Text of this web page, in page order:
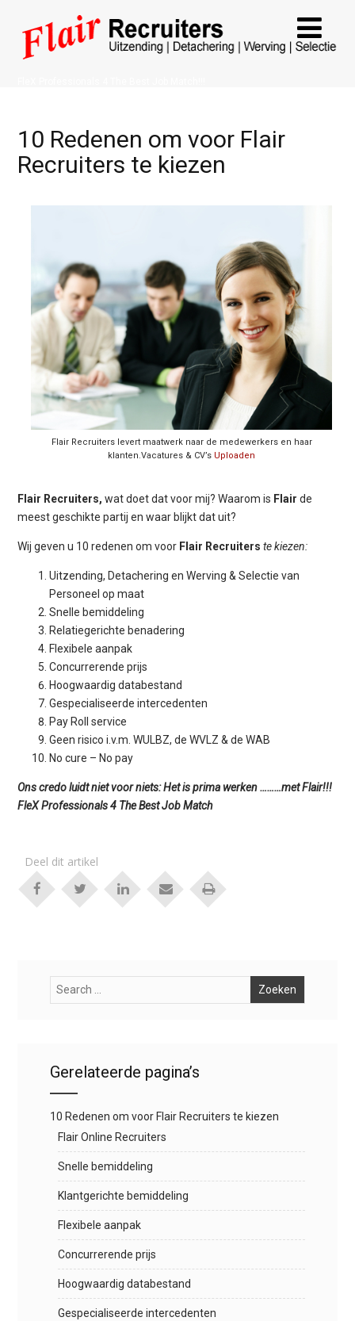
10 Redenen om voor Flair
Recruiters te kiezen
Flair Recruiters levert maatwerk naar de medewerkers en haar
klanten.Vacatures & CV’s Uploaden
Flair Recruiters, wat doet dat voor mij? Waarom is Flair de
meest geschikte partij en waar blijkt dat uit?
Wij geven u 10 redenen om voor Flair Recruiters te kiezen:
Uitzending, Detachering en Werving & Selectie van
Personeel op maat
Snelle bemiddeling
Relatiegerichte benadering
Flexibele aanpak
Concurrerende prijs
Hoogwaardig databestand
Gespecialiseerde intercedenten
Pay Roll service
Geen risico i.v.m. WULBZ, de WVLZ & de WAB
No cure – No pay
Ons credo luidt niet voor niets: Het is prima werken ………met Flair!!!
FleX Professionals 4 The Best Job Match
Deel dit artikel
Gerelateerde pagina’s
10 Redenen om voor Flair Recruiters te kiezen
Flair Online Recruiters
Snelle bemiddeling
Klantgerichte bemiddeling
Flexibele aanpak
Concurrerende prijs
Hoogwaardig databestand
Gespecialiseerde intercedenten